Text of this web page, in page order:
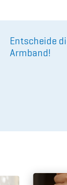
Entscheide
Armband!